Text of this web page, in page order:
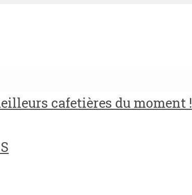
cafetières du moment !